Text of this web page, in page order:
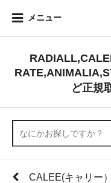
メニュー
ど正規
CALEE(キャリー）